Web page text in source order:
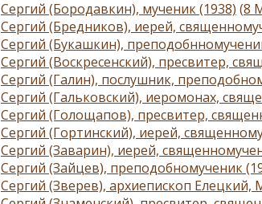
Сергий (Бородавкин), мученик (1938) (8
Сергий (Бредников), иерей,
Сергий (Букашкин),
Сергий (Воскресенский), пресвитер,
Сергий (Галин), послушник,
Сергий (Гальковский), иеромонах,
Сергий (Голощапов), пресвитер,
Сергий (Гортинский), иерей,
Сергий (Заварин), иерей,
Сергий (Зайцев), преподобномученик
Сергий (Зверев), архиепископ